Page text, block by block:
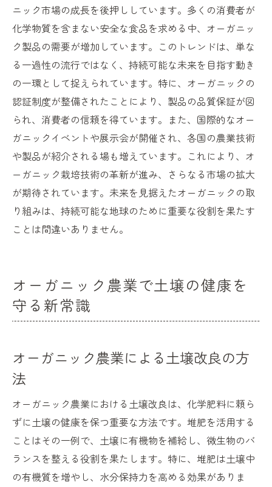
ニック市場の成長を後押ししています。多くの消費者が
化学物質を含まない安全な食品を求める中、オーガニッ
ク製品の需要が増加しています。このトレンドは、単な
る一過性の流行ではなく、持続可能な未来を目指す動き
の一環として捉えられています。特に、オーガニックの
認証制度が整備されたことにより、製品の品質保証が図
られ、消費者の信頼を得ています。また、国際的なオー
ガニックイベントや展示会が開催され、各国の農業技術
や製品が紹介される場も増えています。これにより、オ
ーガニック栽培技術の革新が進み、さらなる市場の拡大
が期待されています。未来を見据えたオーガニックの取
り組みは、持続可能な地球のために重要な役割を果たす
ことは間違いありません。
オーガニック農業で土壌の健康を
守る新常識
オーガニック農業による土壌改良の方
法
オーガニック農業における土壌改良は、化学肥料に頼ら
ずに土壌の健康を保つ重要な方法です。堆肥を活用する
ことはその一例で、土壌に有機物を補給し、微生物のバ
ランスを整える役割を果たします。特に、堆肥は土壌中
の有機質を増やし、水分保持力を高める効果がありま